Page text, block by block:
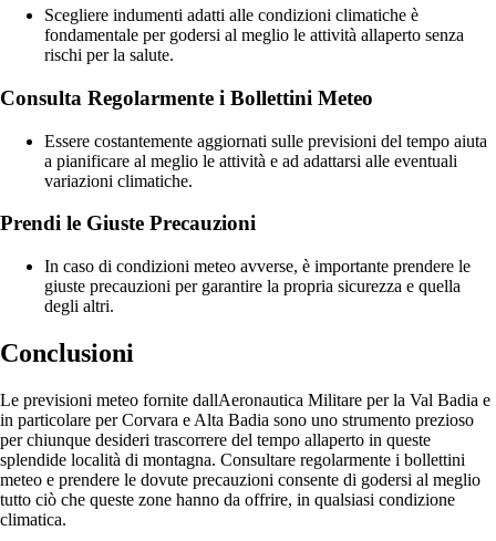
Scegliere indumenti adatti alle condizioni climatiche è
fondamentale per godersi al meglio le attività allaperto senza
rischi per la salute.
Consulta Regolarmente i Bollettini Meteo
Essere costantemente aggiornati sulle previsioni del tempo aiuta
a pianificare al meglio le attività e ad adattarsi alle eventuali
variazioni climatiche.
Prendi le Giuste Precauzioni
In caso di condizioni meteo avverse, è importante prendere le
giuste precauzioni per garantire la propria sicurezza e quella
degli altri.
Conclusioni
Le previsioni meteo fornite dallAeronautica Militare per la Val Badia e
in particolare per Corvara e Alta Badia sono uno strumento prezioso
per chiunque desideri trascorrere del tempo allaperto in queste
splendide località di montagna. Consultare regolarmente i bollettini
meteo e prendere le dovute precauzioni consente di godersi al meglio
tutto ciò che queste zone hanno da offrire, in qualsiasi condizione
climatica.